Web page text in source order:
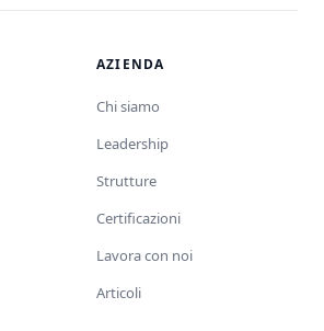
AZIENDA
Chi siamo
Leadership
Strutture
Certificazioni
Lavora con noi
Articoli